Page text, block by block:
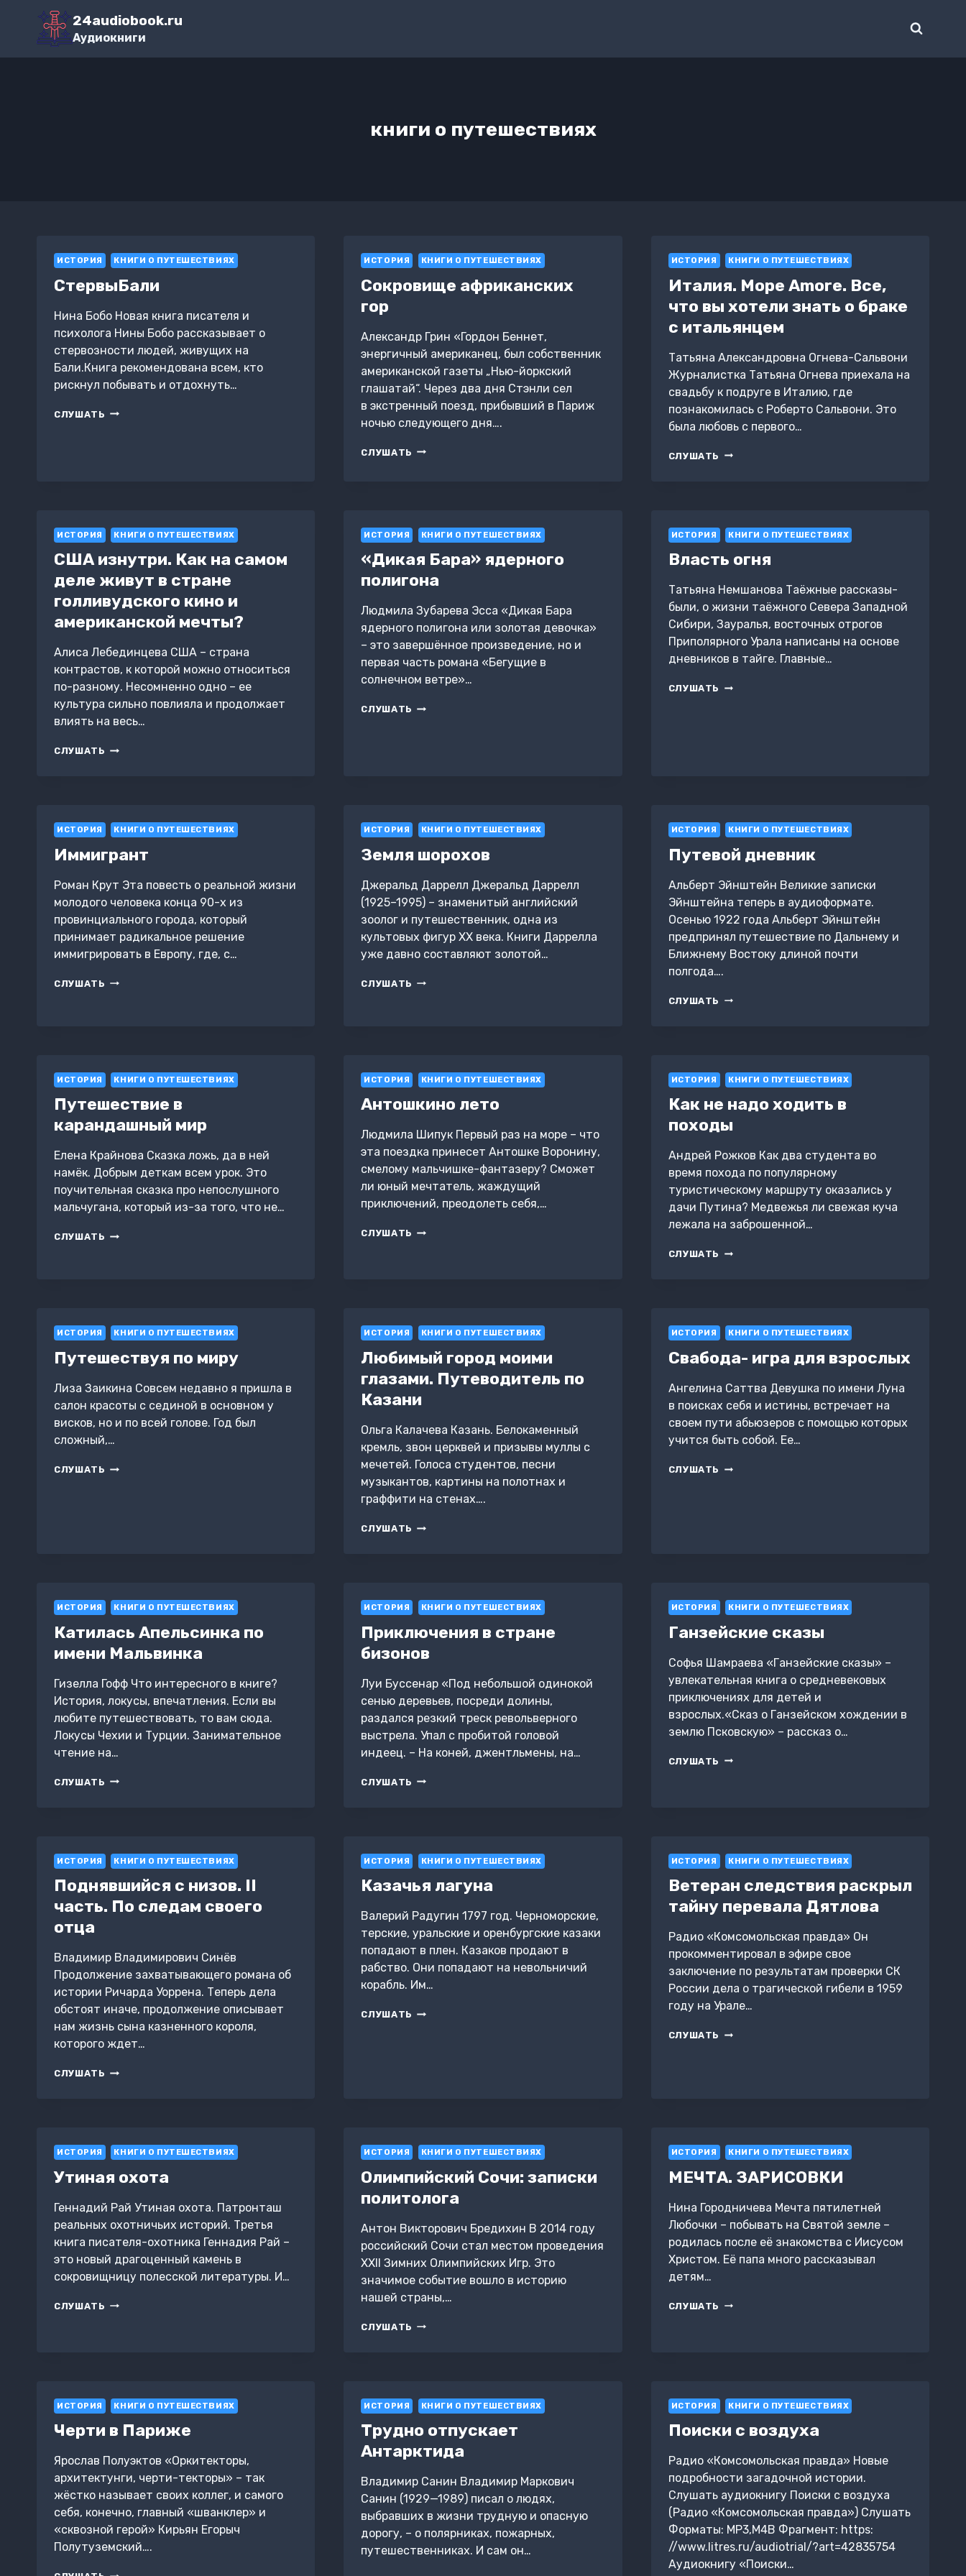
Перейти
содержимому
24audiobook.ru
Аудиокниги
книги о путешествиях
ИСТОРИЯ КНИГИ О ПУТЕШЕСТВИЯХ
CтервыБали
Нина Бобо Новая книга писателя и
психолога Нины Бобо рассказывает о
стервозности людей, живущих на
Бали.Книга рекомендована всем, кто
рискнул побывать и отдохнуть…
СЛУШАТЬ CТЕРВЫБАЛИ
ИСТОРИЯ КНИГИ О ПУТЕШЕСТВИЯХ
Сокровище африканских
гор
Александр Грин «Гордон Беннет,
энергичный американец, был собственник
американской газеты „Нью-йоркский
глашатай“. Через два дня Стэнли сел
в экстренный поезд, прибывший в Париж
ночью следующего дня….
СЛУШАТЬ СОКРОВИЩЕ
ИСТОРИЯ КНИГИ О ПУТЕШЕСТВИЯХ
Италия. Море Amore. Все,
что вы хотели знать о браке
с итальянцем
Татьяна Александровна Огнева-Сальвони
Журналистка Татьяна Огнева приехала на
свадьбу к подруге в Италию, где
познакомилась с Роберто Сальвони. Это
была любовь с первого…
СЛУШАТЬ ИТАЛИЯ.
ХОТЕЛИ
О
С
ИТАЛЬЯНЦЕМ
ИСТОРИЯ КНИГИ О ПУТЕШЕСТВИЯХ
США изнутри. Как на самом
деле живут в стране
голливудского кино и
американской мечты?
Алиса Лебединцева США – страна
контрастов, к которой можно относиться
по-разному. Несомненно одно – ее
культура сильно повлияла и продолжает
влиять на весь…
СЛУШАТЬ США
ЖИВУТ
СТРАНЕ
КИНО
И
МЕЧТЫ?
ИСТОРИЯ КНИГИ О ПУТЕШЕСТВИЯХ
«Дикая Бара» ядерного
полигона
Людмила Зубарева Эсса «Дикая Бара
ядерного полигона или золотая девочка»
– это завершённое произведение, но и
первая часть романа «Бегущие в
солнечном ветре»…
СЛУШАТЬ «ДИКАЯ
ИСТОРИЯ КНИГИ О ПУТЕШЕСТВИЯХ
Власть огня
Татьяна Немшанова Таёжные рассказы-
были, о жизни таёжного Севера Западной
Сибири, Зауралья, восточных отрогов
Приполярного Урала написаны на основе
дневников в тайге. Главные…
СЛУШАТЬ ВЛАСТЬ
ИСТОРИЯ КНИГИ О ПУТЕШЕСТВИЯХ
Иммигрант
Роман Крут Эта повесть о реальной жизни
молодого человека конца 90-х из
провинциального города, который
принимает радикальное решение
иммигрировать в Европу, где, с…
СЛУШАТЬ ИММИГРАНТ
ИСТОРИЯ КНИГИ О ПУТЕШЕСТВИЯХ
Земля шорохов
Джеральд Даррелл Джеральд Даррелл
(1925–1995) – знаменитый английский
зоолог и путешественник, одна из
культовых фигур ХХ века. Книги Даррелла
уже давно составляют золотой…
СЛУШАТЬ ЗЕМЛЯ
ИСТОРИЯ КНИГИ О ПУТЕШЕСТВИЯХ
Путевой дневник
Альберт Эйнштейн Великие записки
Эйнштейна теперь в аудиоформате.
Осенью 1922 года Альберт Эйнштейн
предпринял путешествие по Дальнему и
Ближнему Востоку длиной почти
полгода….
СЛУШАТЬ ПУТЕВОЙ
ИСТОРИЯ КНИГИ О ПУТЕШЕСТВИЯХ
Путешествие в
карандашный мир
Елена Крайнова Сказка ложь, да в ней
намëк. Добрым деткам всем урок. Это
поучительная сказка про непослушного
мальчугана, который из-за того, что не…
СЛУШАТЬ ПУТЕШЕСТВИЕ
ИСТОРИЯ КНИГИ О ПУТЕШЕСТВИЯХ
Антошкино лето
Людмила Шипук Первый раз на море – что
эта поездка принесет Антошке Воронину,
смелому мальчишке-фантазеру? Сможет
ли юный мечтатель, жаждущий
приключений, преодолеть себя,…
СЛУШАТЬ АНТОШКИНО
ИСТОРИЯ КНИГИ О ПУТЕШЕСТВИЯХ
Как не надо ходить в
походы
Андрей Рожков Как два студента во
время похода по популярному
туристическому маршруту оказались у
дачи Путина? Медвежья ли свежая куча
лежала на заброшенной…
СЛУШАТЬ КАК
ИСТОРИЯ КНИГИ О ПУТЕШЕСТВИЯХ
Путешествуя по миру
Лиза Заикина Совсем недавно я пришла в
салон красоты с сединой в основном у
висков, но и по всей голове. Год был
сложный,…
СЛУШАТЬ ПУТЕШЕСТВУЯ
ИСТОРИЯ КНИГИ О ПУТЕШЕСТВИЯХ
Любимый город моими
глазами. Путеводитель по
Казани
Ольга Калачева Казань. Белокаменный
кремль, звон церквей и призывы муллы с
мечетей. Голоса студентов, песни
музыкантов, картины на полотнах и
граффити на стенах….
СЛУШАТЬ ЛЮБИМЫЙ
КАЗАНИ
ИСТОРИЯ КНИГИ О ПУТЕШЕСТВИЯХ
Свабода- игра для взрослых
Ангелина Саттва Девушка по имени Луна
в поисках себя и истины, встречает на
своем пути абьюзеров с помощью которых
учится быть собой. Ее…
СЛУШАТЬ СВАБОДА-
ИСТОРИЯ КНИГИ О ПУТЕШЕСТВИЯХ
Катилась Апельсинка по
имени Мальвинка
Гизелла Гофф Что интересного в книге?
История, локусы, впечатления. Если вы
любите путешествовать, то вам сюда.
Локусы Чехии и Турции. Занимательное
чтение на…
СЛУШАТЬ КАТИЛАСЬ
ИСТОРИЯ КНИГИ О ПУТЕШЕСТВИЯХ
Приключения в стране
бизонов
Луи Буссенар «Под небольшой одинокой
сенью деревьев, посреди долины,
раздался резкий треск револьверного
выстрела. Упал с пробитой головой
индеец. – На коней, джентльмены, на…
СЛУШАТЬ ПРИКЛЮЧЕНИЯ
ИСТОРИЯ КНИГИ О ПУТЕШЕСТВИЯХ
Ганзейские сказы
Софья Шамраева «Ганзейские сказы» –
увлекательная книга о средневековых
приключениях для детей и
взрослых.«Сказ о Ганзейском хождении в
землю Псковскую» – рассказ о…
СЛУШАТЬ ГАНЗЕЙСКИЕ
ИСТОРИЯ КНИГИ О ПУТЕШЕСТВИЯХ
Поднявшийся с низов. II
часть. По следам своего
отца
Владимир Владимирович Синёв
Продолжение захватывающего романа об
истории Ричарда Уоррена. Теперь дела
обстоят иначе, продолжение описывает
нам жизнь сына казненного короля,
которого ждет…
СЛУШАТЬ ПОДНЯВШИЙСЯ
СЛЕДАМ
ОТЦА
ИСТОРИЯ КНИГИ О ПУТЕШЕСТВИЯХ
Казачья лагуна
Валерий Радугин 1797 год. Черноморские,
терские, уральские и оренбургские казаки
попадают в плен. Казаков продают в
рабство. Они попадают на невольничий
корабль. Им…
СЛУШАТЬ КАЗАЧЬЯ
ИСТОРИЯ КНИГИ О ПУТЕШЕСТВИЯХ
Ветеран следствия раскрыл
тайну перевала Дятлова
Радио «Комсомольская правда» Он
прокомментировал в эфире свое
заключение по результатам проверки СК
России дела о трагической гибели в 1959
году на Урале…
СЛУШАТЬ ВЕТЕРАН
ИСТОРИЯ КНИГИ О ПУТЕШЕСТВИЯХ
Утиная охота
Геннадий Рай Утиная охота. Патронташ
реальных охотничьих историй. Третья
книга писателя-охотника Геннадия Рай –
это новый драгоценный камень в
сокровищницу полесской литературы. И…
СЛУШАТЬ УТИНАЯ
ИСТОРИЯ КНИГИ О ПУТЕШЕСТВИЯХ
Олимпийский Сочи: записки
политолога
Антон Викторович Бредихин В 2014 году
российский Сочи стал местом проведения
XXII Зимних Олимпийских Игр. Это
значимое событие вошло в историю
нашей страны,…
СЛУШАТЬ ОЛИМПИЙСКИЙ
ИСТОРИЯ КНИГИ О ПУТЕШЕСТВИЯХ
МЕЧТА. ЗАРИСОВКИ
Нина Городничева Мечта пятилетней
Любочки – побывать на Святой земле –
родилась после её знакомства с Иисусом
Христом. Её папа много рассказывал
детям…
СЛУШАТЬ МЕЧТА.
ИСТОРИЯ КНИГИ О ПУТЕШЕСТВИЯХ
Черти в Париже
Ярослав Полуэктов «Оркитекторы,
архитектунги, черти-текторы» – так
жёстко называет своих коллег, и самого
себя, конечно, главный «шванклер» и
«сквозной герой» Кирьян Егорыч
Полутуземский….
ИСТОРИЯ КНИГИ О ПУТЕШЕСТВИЯХ
Трудно отпускает
Антарктида
Владимир Санин Владимир Маркович
Санин (1929—1989) писал о людях,
выбравших в жизни трудную и опасную
дорогу, – о полярниках, пожарных,
путешественниках. И сам он…
ИСТОРИЯ КНИГИ О ПУТЕШЕСТВИЯХ
Поиски с воздуха
Радио «Комсомольская правда» Новые
подробности загадочной истории.
Слушать аудиокнигу Поиски с воздуха
(Радио «Комсомольская правда») Слушать
Форматы: MP3,M4B Фрагмент: https:
//www.litres.ru/audiotrial/?art=42835754
Аудиокнигу «Поиски…